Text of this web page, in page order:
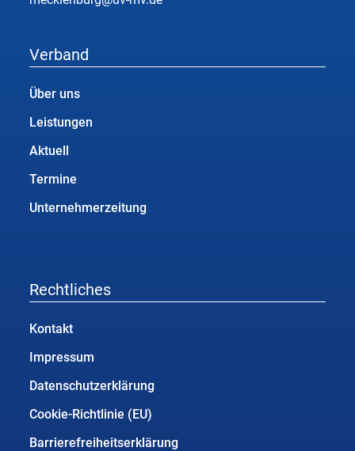
Verband
Über uns
Leistungen
Aktuell
Termine
Unternehmerzeitung
Rechtliches
Kontakt
Impressum
Datenschutzerklärung
Cookie-Richtlinie (EU)
Barrierefreiheitserklärung